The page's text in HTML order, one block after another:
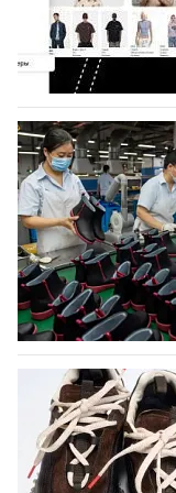
Гуанчжоу,
объединяющей
07.08.2026 578
На платформе
условия
дизайнерских
Российский
раздел для
дизайнерских
Бренды также
06.08.2026 758
Объем
2025 году
В 2025 году